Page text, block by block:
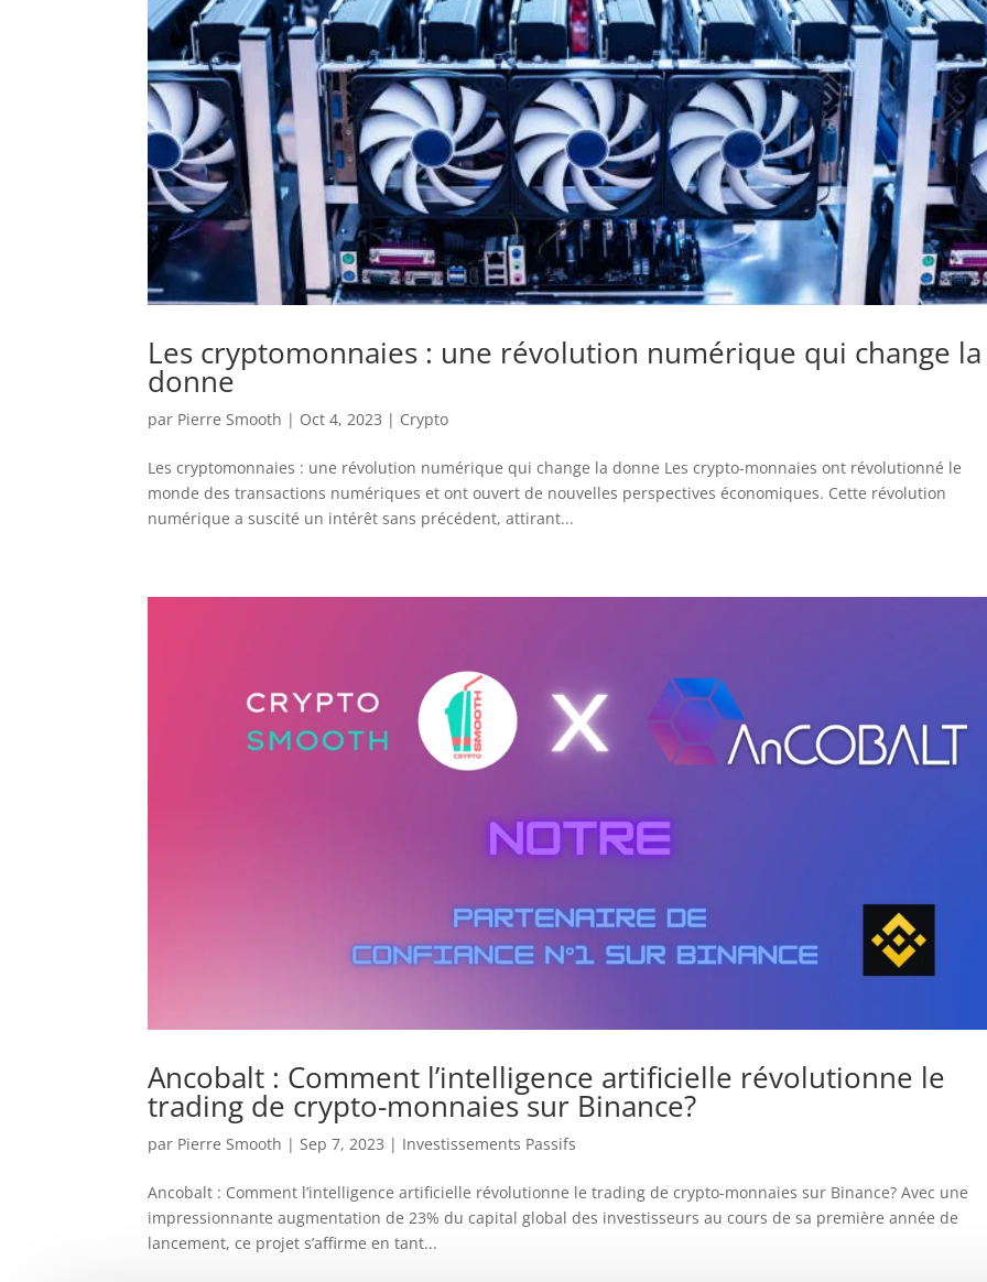
Les cryptomonnaies : une révolution numérique qui change la
donne
par Pierre Smooth | Oct 4, 2023 | Crypto
Les cryptomonnaies : une révolution numérique qui change la donne Les crypto-monnaies ont révolutionné le
monde des transactions numériques et ont ouvert de nouvelles perspectives économiques. Cette révolution
numérique a suscité un intérêt sans précédent, attirant...
Ancobalt : Comment l’intelligence artificielle révolutionne le
trading de crypto-monnaies sur Binance?
par Pierre Smooth | Sep 7, 2023 | Investissements Passifs
Ancobalt : Comment l’intelligence artificielle révolutionne le trading de crypto-monnaies sur Binance? Avec une
impressionnante augmentation de 23% du capital global des investisseurs au cours de sa première année de
lancement, ce projet s’affirme en tant...